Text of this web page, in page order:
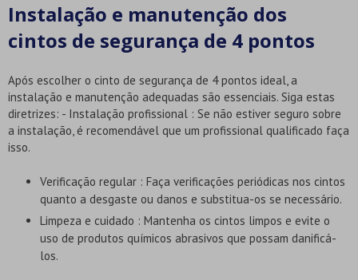
Instalação e manutenção dos
cintos de segurança de 4 pontos
Após escolher o cinto de segurança de 4 pontos ideal, a
instalação e manutenção adequadas são essenciais. Siga estas
diretrizes: - Instalação profissional : Se não estiver seguro sobre
a instalação, é recomendável que um profissional qualificado faça
isso.
Verificação regular : Faça verificações periódicas nos cintos
quanto a desgaste ou danos e substitua-os se necessário.
Limpeza e cuidado : Mantenha os cintos limpos e evite o
uso de produtos químicos abrasivos que possam danificá-
los.